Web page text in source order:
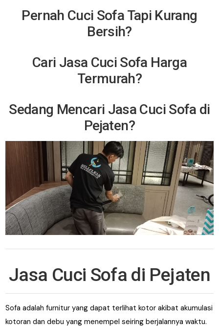
Pernah Cuci Sofa Tapi Kurang
Bersih?
Cari Jasa Cuci Sofa Harga
Termurah?
Sedang Mencari Jasa Cuci Sofa di
Pejaten?
Jasa Cuci Sofa di Pejaten
Sofa adalah furnitur yang dapat terlihat kotor akibat akumulasi
kotoran dan debu yang menempel seiring berjalannya waktu.